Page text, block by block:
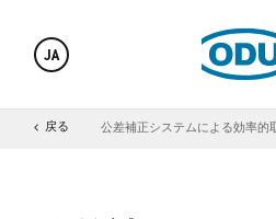
JA
戻る
ODU Automotive 公差補正システムによる効率的